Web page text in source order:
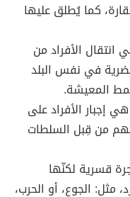
كما يُطلق عليها
انتقال الأفراد من
في نفس البلد
المعيشة.
هي إجبار الأفراد على
من قِبل السلطات
قسرية لكنّها
الجوع، أو الحرب،